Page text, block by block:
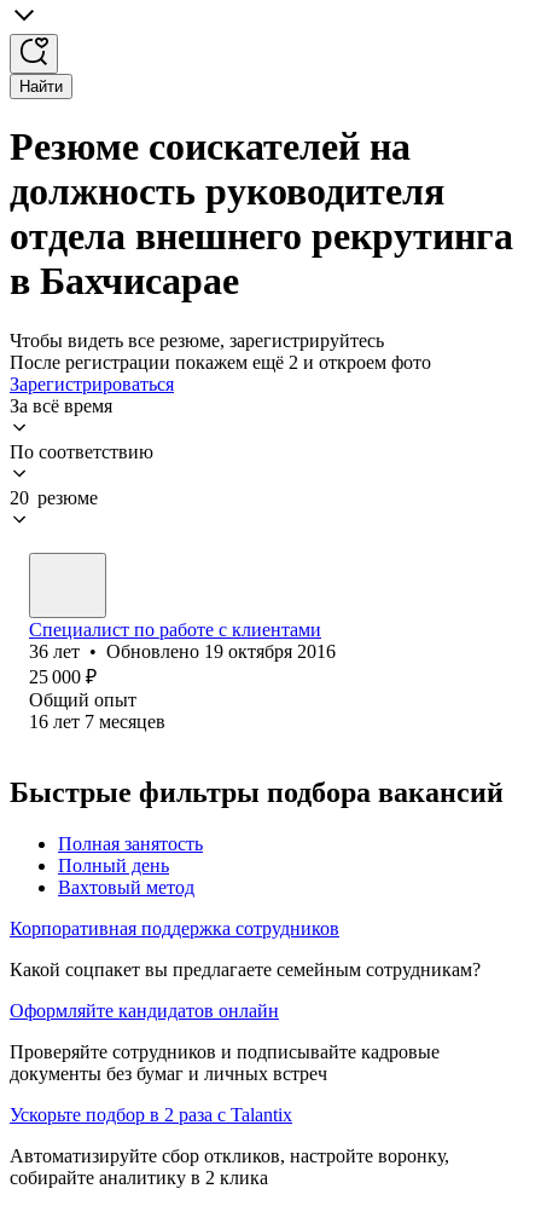
Найти
Резюме соискателей на
должность руководителя
отдела внешнего рекрутинга
в Бахчисарае
Чтобы видеть все резюме, зарегистрируйтесь
После регистрации покажем ещё 2 и откроем фото
Зарегистрироваться
За всё время
По соответствию
20 резюме
Специалист по работе с клиентами
36 лет • Обновлено 19 октября 2016
25 000 ₽
Общий опыт
16 лет 7 месяцев
Быстрые фильтры подбора вакансий
Полная занятость
Полный день
Вахтовый метод
Корпоративная поддержка сотрудников
Какой соцпакет вы предлагаете семейным сотрудникам?
Оформляйте кандидатов онлайн
Проверяйте сотрудников и подписывайте кадровые
документы без бумаг и личных встреч
Ускорьте подбор в 2 раза с Talantix
Автоматизируйте сбор откликов, настройте воронку,
собирайте аналитику в 2 клика